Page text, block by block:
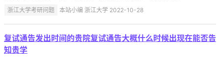
浙江大学考研问题 本站小编 浙江大学 2022-10-28
复试通告发出时间的贵院复试通告大概什么时候出现在能否告
知贵学